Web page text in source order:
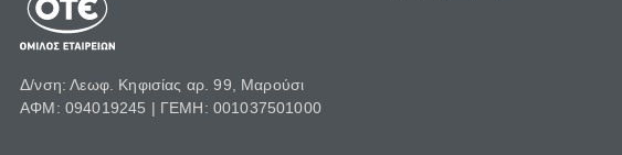
Δ/νση: Λεωφ. Κηφισίας αρ. 99, Μαρούσι
ΑΦΜ: 094019245 | ΓΕΜΗ: 001037501000